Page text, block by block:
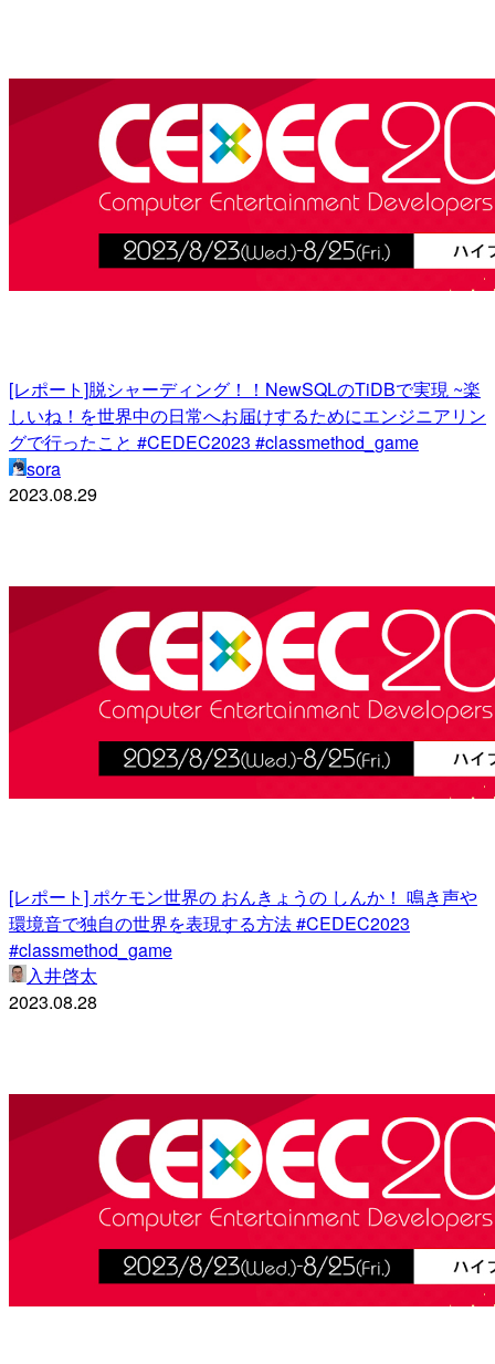
[レポート]脱シャーディング！！NewSQLのTiDBで実現 ~楽
しいね！を世界中の日常へお届けするためにエンジニアリン
グで行ったこと #CEDEC2023 #classmethod_game
sora
2023.08.29
[レポート] ポケモン世界の おんきょうの しんか！ 鳴き声や
環境音で独自の世界を表現する方法 #CEDEC2023
#classmethod_game
入井啓太
2023.08.28